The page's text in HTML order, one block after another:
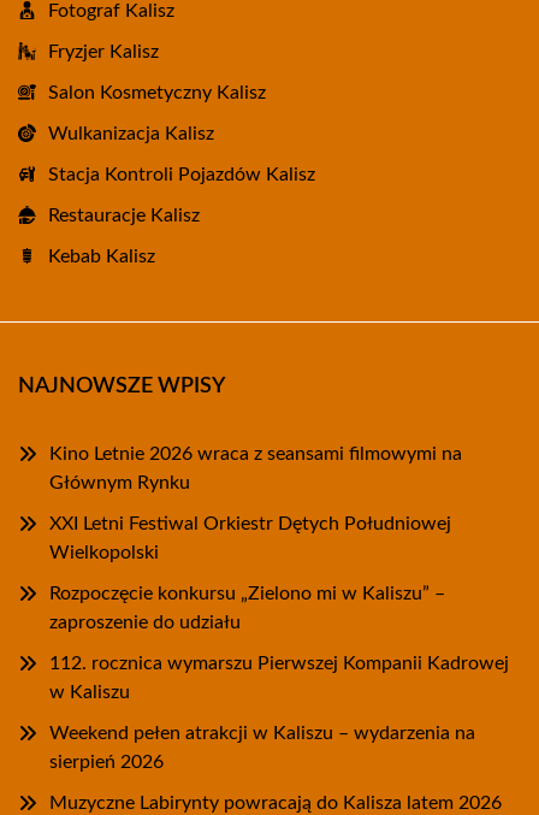
Fotograf Kalisz
Fryzjer Kalisz
Salon Kosmetyczny Kalisz
Wulkanizacja Kalisz
Stacja Kontroli Pojazdów Kalisz
Restauracje Kalisz
Kebab Kalisz
NAJNOWSZE WPISY
Kino Letnie 2026 wraca z seansami filmowymi na
Głównym Rynku
XXI Letni Festiwal Orkiestr Dętych Południowej
Wielkopolski
Rozpoczęcie konkursu „Zielono mi w Kaliszu” –
zaproszenie do udziału
112. rocznica wymarszu Pierwszej Kompanii Kadrowej
w Kaliszu
Weekend pełen atrakcji w Kaliszu – wydarzenia na
sierpień 2026
Muzyczne Labirynty powracają do Kalisza latem 2026